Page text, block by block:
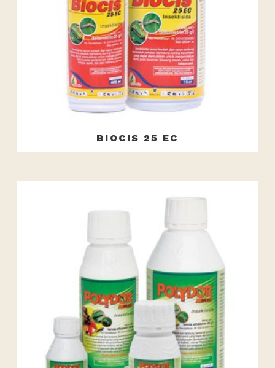
BIOCIS 25 EC